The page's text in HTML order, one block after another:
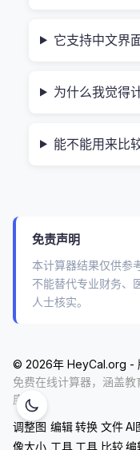
你输入的是自己的
首付，就用它模拟
ETF，另一种是买
果一看，后者虽
本地化示例
计算逻辑
它支持中文界
为什么我觉得
能不能用来比
免责声明
本计算器结果仅供参
不能替代专业财务、
人士核实。
© 2026年 HeyCal.org -
免费在线计算器，涵盖教
康等。
调整图
像大小
编辑
工具
转换
工具
文件
比较
AI
编